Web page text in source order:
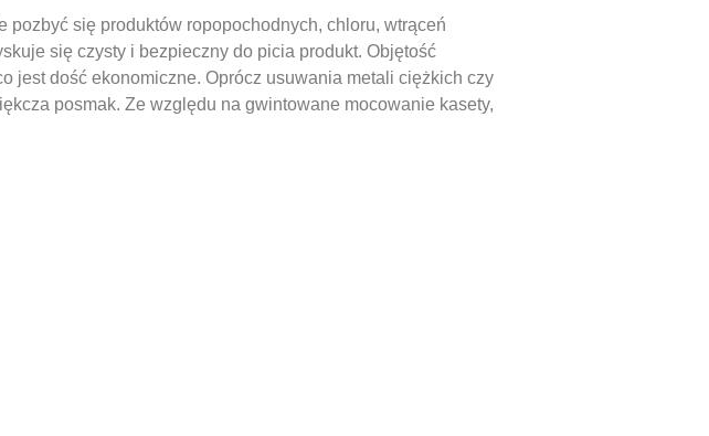
się produktów ropopochodnych, chloru, wtrąceń
się czysty i bezpieczny do picia produkt. Objętość
jest dość ekonomiczne. Oprócz usuwania metali ciężkich czy
posmak. Ze względu na gwintowane mocowanie kasety,